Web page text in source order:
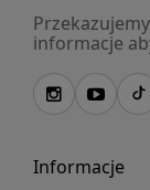
informacje
Informacje